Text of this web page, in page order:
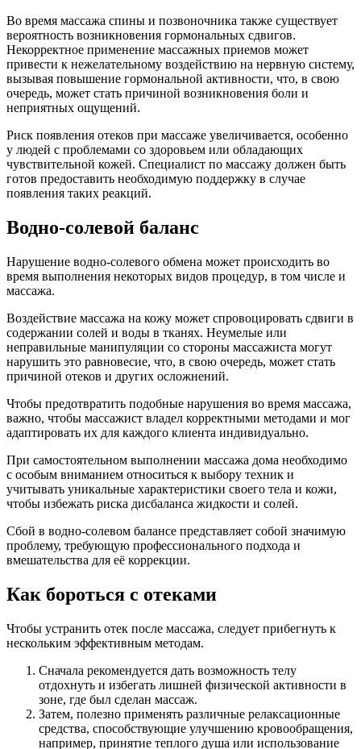
Во время массажа спины и позвоночника также существует
вероятность возникновения гормональных сдвигов.
Некорректное применение массажных приемов может
привести к нежелательному воздействию на нервную систему,
вызывая повышение гормональной активности, что, в свою
очередь, может стать причиной возникновения боли и
неприятных ощущений.
Риск появления отеков при массаже увеличивается, особенно
у людей с проблемами со здоровьем или обладающих
чувствительной кожей. Специалист по массажу должен быть
готов предоставить необходимую поддержку в случае
появления таких реакций.
Водно-солевой баланс
Нарушение водно-солевого обмена может происходить во
время выполнения некоторых видов процедур, в том числе и
массажа.
Воздействие массажа на кожу может спровоцировать сдвиги в
содержании солей и воды в тканях. Неумелые или
неправильные манипуляции со стороны массажиста могут
нарушить это равновесие, что, в свою очередь, может стать
причиной отеков и других осложнений.
Чтобы предотвратить подобные нарушения во время массажа,
важно, чтобы массажист владел корректными методами и мог
адаптировать их для каждого клиента индивидуально.
При самостоятельном выполнении массажа дома необходимо
с особым вниманием относиться к выбору техник и
учитывать уникальные характеристики своего тела и кожи,
чтобы избежать риска дисбаланса жидкости и солей.
Сбой в водно-солевом балансе представляет собой значимую
проблему, требующую профессионального подхода и
вмешательства для её коррекции.
Как бороться с отеками
Чтобы устранить отек после массажа, следует прибегнуть к
нескольким эффективным методам.
Сначала рекомендуется дать возможность телу
отдохнуть и избегать лишней физической активности в
зоне, где был сделан массаж.
Затем, полезно применять различные релаксационные
средства, способствующие улучшению кровообращения,
например, принятие теплого душа или использование